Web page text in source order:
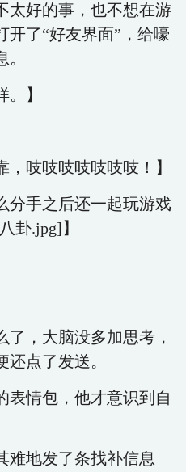
太好的事，也不想在游
开了“好友界面”，给嚎
。】
，吱吱吱吱吱吱吱！】
分手之后还一起玩游戏
卦.jpg]】
，大脑没多加思考，
点了发送。
表情包，他才意识到自
难地发了条找补信息